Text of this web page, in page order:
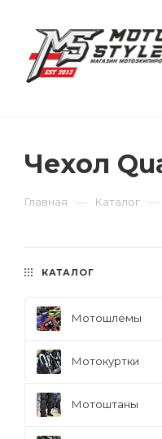
Чехол
Главная — Каталог —
КАТАЛОГ
Мотошлемы
Мотокуртки
Мотоштаны